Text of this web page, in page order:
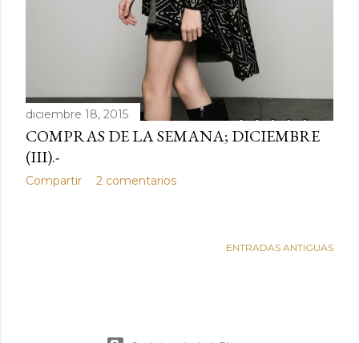
diciembre 18, 2015
COMPRAS DE LA SEMANA; DICIEMBRE
(III).-
Compartir 2 comentarios
ENTRADAS ANTIGUAS